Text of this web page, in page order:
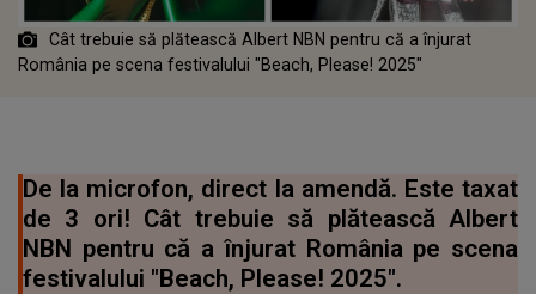
Cât trebuie să plătească Albert NBN pentru că a înjurat
România pe scena festivalului "Beach, Please! 2025"
De la microfon, direct la amendă. Este taxat
de 3 ori! Cât trebuie să plătească Albert
NBN pentru că a înjurat România pe scena
festivalului "Beach, Please! 2025".